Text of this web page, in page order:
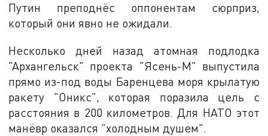
Путин преподнёс оппонентам сюрприз,
который они явно не ожидали.
Несколько дней назад атомная подлодка
"Архангельск" проекта "Ясень-М" выпустила
прямо из-под воды Баренцева моря крылатую
ракету "Оникс", которая поразила цель с
расстояния в 200 километров. Для НАТО этот
манёвр оказался "холодным душем".